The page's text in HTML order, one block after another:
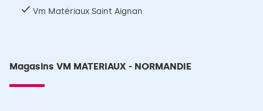
Vm Matériaux Saint Aignan
Magasins VM MATERIAUX - NORMANDIE